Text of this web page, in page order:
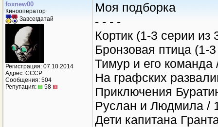
foxnew00
Кинооператор
Завсегдатай
Регистрация: 07.10.2014
Адрес: СССР
Сообщения: 504
Репутация:
58
Моя подборка
- - - -
Кортик (1-3 серии из
Бронзовая птица (1-
Тимур и его команда
На графских
Приключения
Руслан и Людмила /
Дети капитана